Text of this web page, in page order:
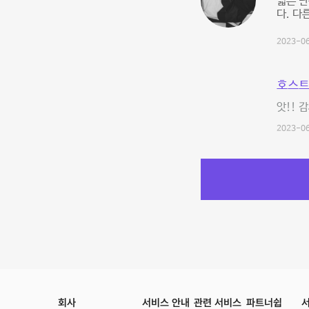
다. 다
2023-
호스
앗!! 감
2023-
회사 서비스 안내 관련 서비스 파트너쉽